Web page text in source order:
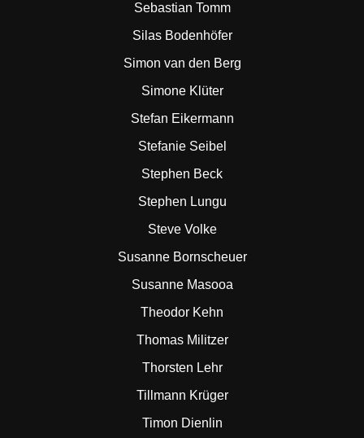
Sebastian Tomm
Silas Bodenhöfer
Simon van den Berg
Simone Klüter
Stefan Eikermann
Stefanie Seibel
Stephen Beck
Stephen Lungu
Steve Volke
Susanne Bornscheuer
Susanne Masooa
Theodor Kehn
Thomas Militzer
Thorsten Lehr
Tillmann Krüger
Timon Dienlin